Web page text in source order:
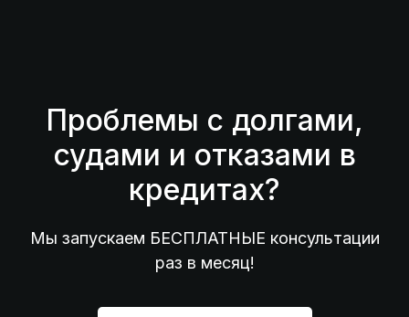
Проблемы с долгами,
судами и отказами в
кредитах?
Мы запускаем БЕСПЛАТНЫЕ консультации
раз в месяц!